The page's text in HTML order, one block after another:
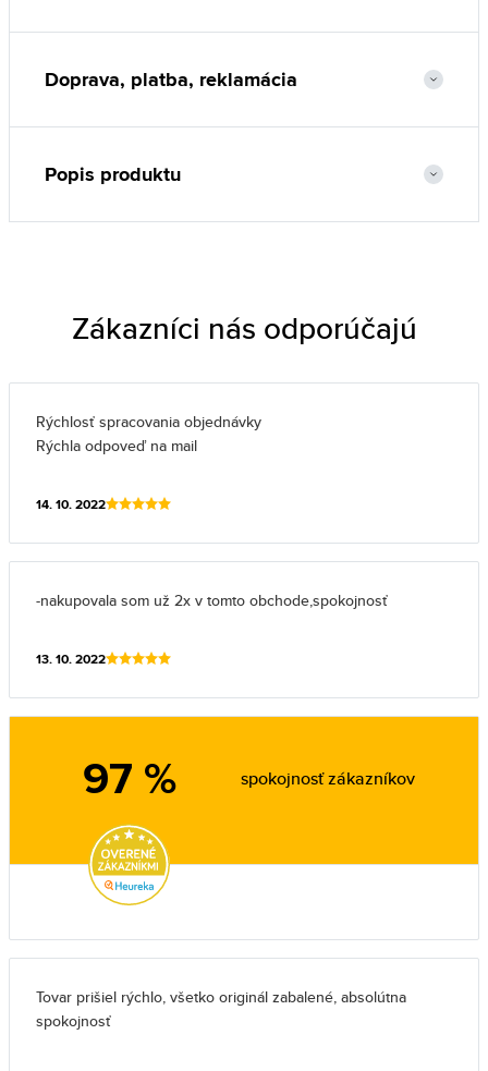
Doprava, platba, reklamácia
Popis produktu
Zákazníci nás odporúčajú
Rýchlosť spracovania objednávky
Rýchla odpoveď na mail
14. 10. 2022
-nakupovala som už 2x v tomto obchode,spokojnosť
13. 10. 2022
97 % spokojnosť zákazníkov
Tovar prišiel rýchlo, všetko originál zabalené, absolútna
spokojnosť